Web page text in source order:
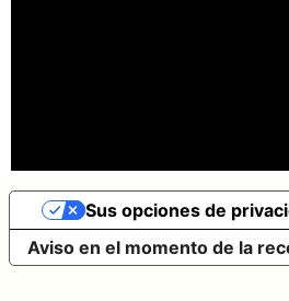
Aviso en el momento de la
Sus opciones de